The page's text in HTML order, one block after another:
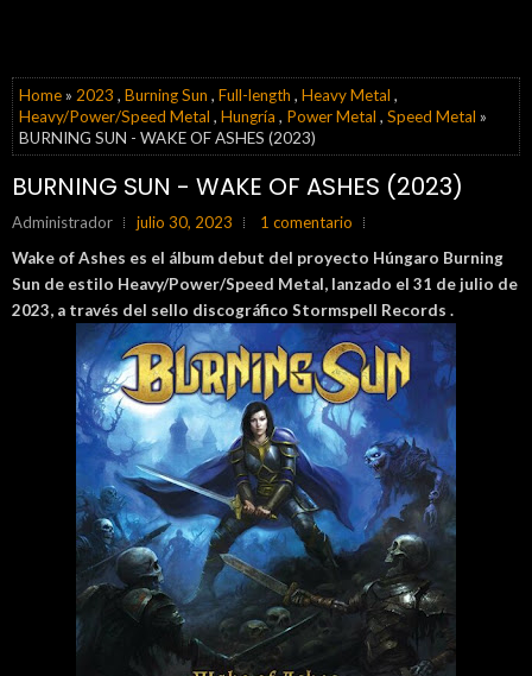
Home» 2023 , Burning Sun , Full-length , Heavy Metal ,
Heavy/Power/Speed Metal , Hungría , Power Metal , Speed Metal »
BURNING SUN - WAKE OF ASHES (2023)
BURNING SUN - WAKE OF ASHES (2023)
Administrador julio 30, 2023
1 comentario
Wake of Ashes es el álbum debut del proyecto Húngaro Burning
Sun de estilo Heavy/Power/Speed Metal, lanzado el 31 de julio de
2023, a través del sello discográfico Stormspell Records .